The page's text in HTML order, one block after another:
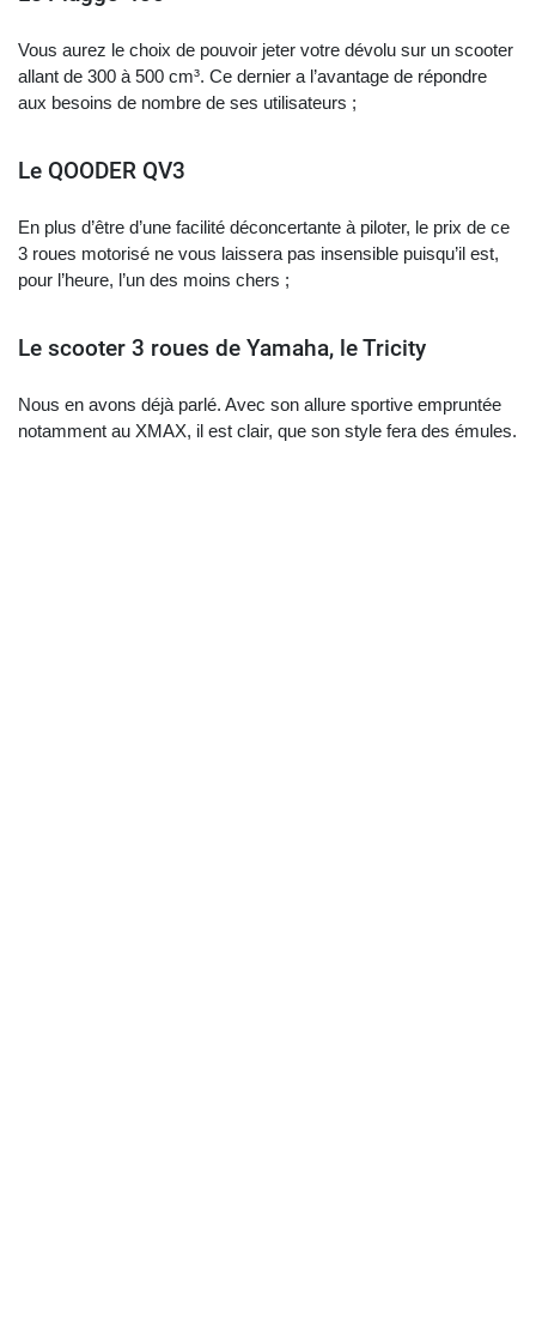
Vous aurez le choix de pouvoir jeter votre dévolu sur un scooter
allant de 300 à 500 cm³. Ce dernier a l’avantage de répondre
aux besoins de nombre de ses utilisateurs ;
Le QOODER QV3
En plus d’être d’une facilité déconcertante à piloter, le prix de ce
3 roues motorisé ne vous laissera pas insensible puisqu’il est,
pour l’heure, l’un des moins chers ;
Le scooter 3 roues de Yamaha, le Tricity
Nous en avons déjà parlé. Avec son allure sportive empruntée
notamment au XMAX, il est clair, que son style fera des émules.